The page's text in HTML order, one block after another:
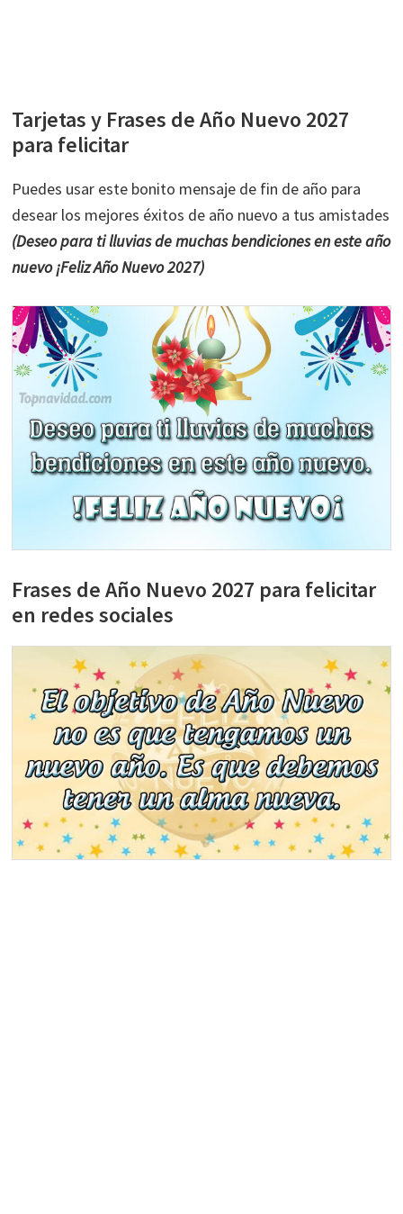
Tarjetas y Frases de Año Nuevo 2027
para felicitar
Puedes usar este bonito mensaje de fin de año para
desear los mejores éxitos de año nuevo a tus amistades
(Deseo para ti lluvias de muchas bendiciones en este año
nuevo ¡Feliz Año Nuevo 2027)
Frases de Año Nuevo 2027 para felicitar
en redes sociales